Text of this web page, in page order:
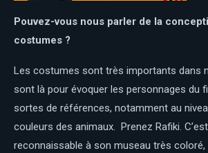
Pouvez-vous nous parler de la
costumes ?
Les costumes sont très importants dans
sont là pour évoquer les personnages du
sortes de références, notamment au
couleurs des animaux. Prenez Rafiki.
reconnaissable à son museau très coloré,